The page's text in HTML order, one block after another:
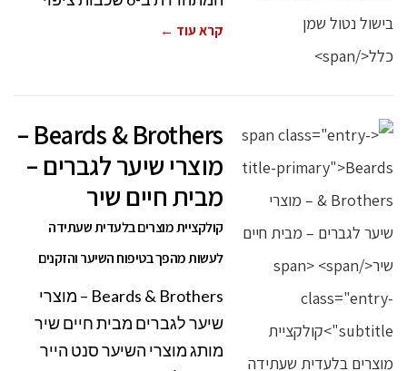
קרא עוד ←
Beards & Brothers –
מוצרי שיער לגברים –
מבית חיים שיר
קולקציית מוצרים בלעדית שעתידה
לעשות מהפך בטיפוח השיער והזקנים
Beards & Brothers – מוצרי
שיער לגברים מבית חיים שיר
מותג מוצרי השיער סנט הייר